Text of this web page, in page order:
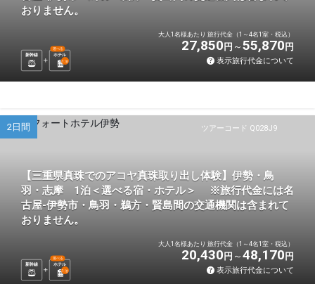
おりません。
新幹線 ホテル
選べる
1 泊
大人1名様あたり 旅行代金（1～4名1室・税込）
27,850 円 55,870 円
表示旅行代金について
ツアーコード Q028J9
2日間
【三重県真珠でのアコヤ真珠取り出し体験】伊勢・鳥
羽・志摩 1泊＜選べる宿・ホテル＞ ※旅行代金には名
古屋-伊勢市・鳥羽・鵜方・賢島間の交通機関は含まれて
おりません。
新幹線 ホテル
選べる
1 泊
大人1名様あたり 旅行代金（1～4名1室・税込）
20,430 円 48,170 円
表示旅行代金について